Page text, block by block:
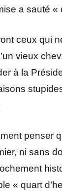
a sauté «
ceux qui
vieux
à la
penser
ni sans
« quart